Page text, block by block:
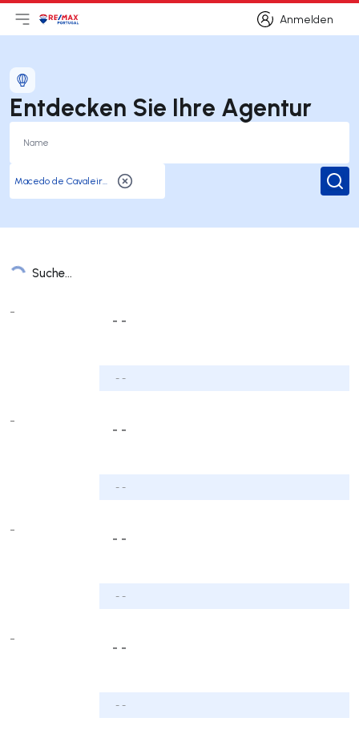
Anmelden
Anmelden
Hauptmenü öffnen
LogoZur Startseite
Entdecken Sie Ihre Agentur
Suche...
Liste der Ämter
-
- -
- -
-
- -
- -
-
- -
- -
-
- -
- -